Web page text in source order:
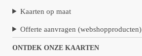
Kaarten op maat
Offerte aanvragen (webshopproducten)
ONTDEK ONZE KAARTEN